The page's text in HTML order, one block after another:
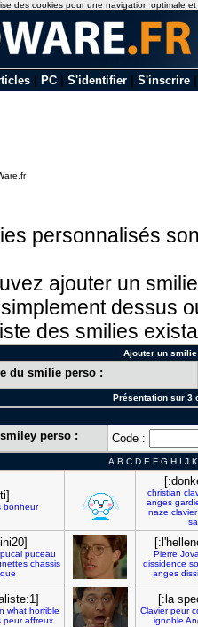
PC S'identifier S'inscrire
personnalisés
ajouter un
dessus
des smilies
Ajouter un
du smilie perso :
Présentation sur 3
perso : Code :
A B C D E F G H I J K
bonheur
christian
anges
naze clavier
pucal puceau
chassis
Pierre
dissidence
anges
what horrible
peur affreux
[:la
Clavier peur
ignoble
des cookies pour une navigation optimale